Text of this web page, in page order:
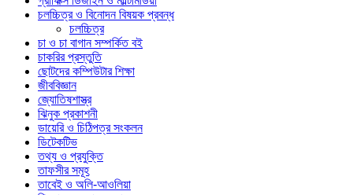
চলচ্চিত্র ও বিনোদন বিষয়ক প্রবন্ধ
চলচ্চিত্র
চা ও চা বাগান সম্পর্কিত বই
চাকরির প্রস্তুতি
ছোটদের কম্পিউটার শিক্ষা
জীববিজ্ঞান
জ্যোতিষশাস্ত্র
ঝিনুক প্রকাশনী
ডায়েরি ও চিঠিপত্র সংকলন
ডিটেকটিভ
তথ্য ও প্রযুক্তি
তাফসীর সমূহ
তাবেই ও অলি-আওলিয়া